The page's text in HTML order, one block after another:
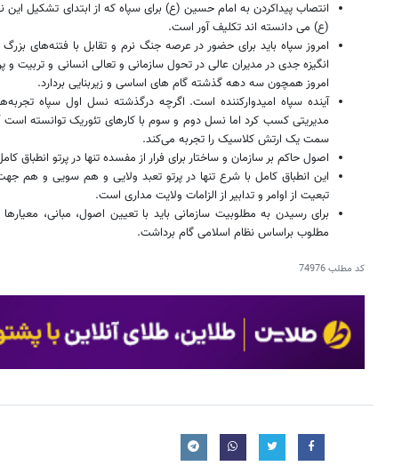
انتصاب پیداکردن به امام حسین (ع) برای سپاه که از ابتدای تشکیل
(ع) می دانسته اند تکلیف آور است.
امروز سپاه باید برای حضور در عرصه جنگ نرم و تقابل با فتنه‌های
انگیزه جدی در مدیران عالی در تحول سازمانی و تعالی انسانی و تربیت و
امروز همچون سه دهه گذشته گام های اساسی و زیربنایی بردارد.
آینده سپاه امیدوارکننده است. اگرچه درگذشته نسل اول سپاه
مدیریتی کسب کرد اما نسل دوم و سوم با کارهای تئوریک توانسته است
سمت یک ارتش کلاسیک را تجربه می‌کند.
اصول حاکم بر سازمان و ساختار برای فرار از مفسده تنها در پرتو
این انطباق کامل با شرع تنها در پرتو تعبد ولایی و هم سویی و هم
تبعیت از اوامر و تدابیر از الزامات ولایت مداری است.
برای رسیدن به مطلوبیت سازمانی باید با تعیین اصول، مبانی،
مطلوب براساس نظام اسلامی گام برداشت.
کد مطلب74976